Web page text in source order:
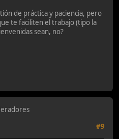
de práctica y paciencia, pero
te faciliten el trabajo (tipo la
sean, no?
#9